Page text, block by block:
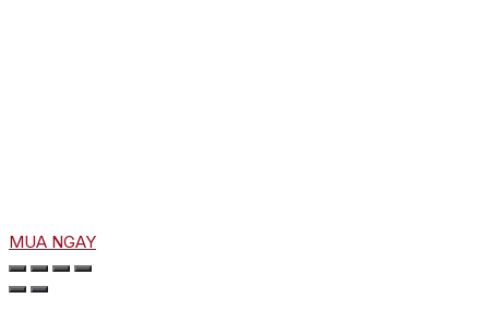
MUA NGAY